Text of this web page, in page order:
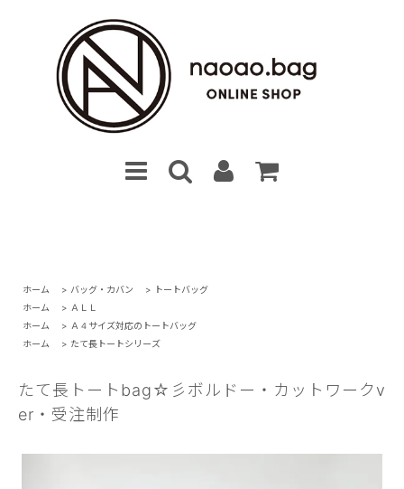
ホーム > バッグ・カバン > トートバッグ
ホーム
> ＡＬＬ
ホーム
> Ａ４サイズ対応のトートバッグ
ホーム
> たて長トートシリーズ
たて長トートbag☆彡ボルドー・カットワークv
er・受注制作